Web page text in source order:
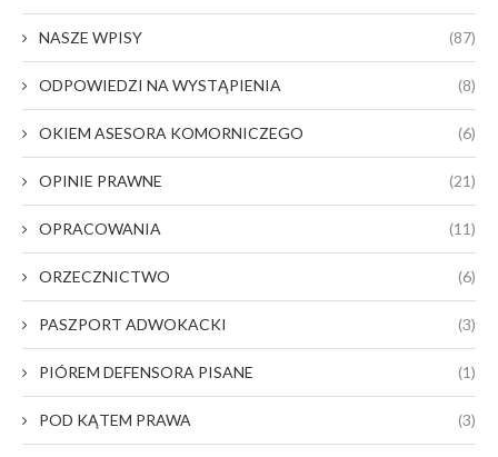
NASZE WPISY (87)
ODPOWIEDZI NA WYSTĄPIENIA (8)
OKIEM ASESORA KOMORNICZEGO (6)
OPINIE PRAWNE (21)
OPRACOWANIA (11)
ORZECZNICTWO (6)
PASZPORT ADWOKACKI (3)
PIÓREM DEFENSORA PISANE (1)
POD KĄTEM PRAWA (3)